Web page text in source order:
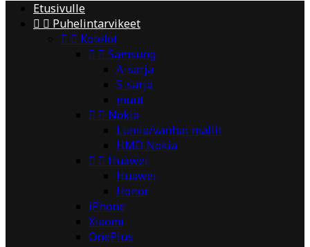
Etusivulle
  Puhelintarvikeet
  Kotelot
  Samsung
A-sarja
S-sarja
muut
  Nokia
Lumia/vanhat mallit
HMD Nokia
  Huawei
Huawei
Honor
iPhone
Xiaomi
OnePlus